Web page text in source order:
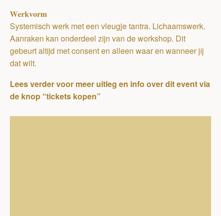
𝐖𝐞𝐫𝐤𝐯𝐨𝐫𝐦
Systemisch werk met een vleugje tantra. Lichaamswerk.
Aanraken kan onderdeel zijn van de workshop. Dit
gebeurt altijd met consent en alleen waar en wanneer jij
dat wilt.
Lees verder voor meer uitleg en info over dit eventvia
de knop “tickets kopen”